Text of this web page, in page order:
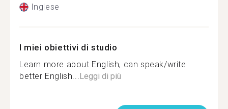
Inglese
I miei obiettivi di studio
Learn more about English, can speak/write
better English...Leggi di più